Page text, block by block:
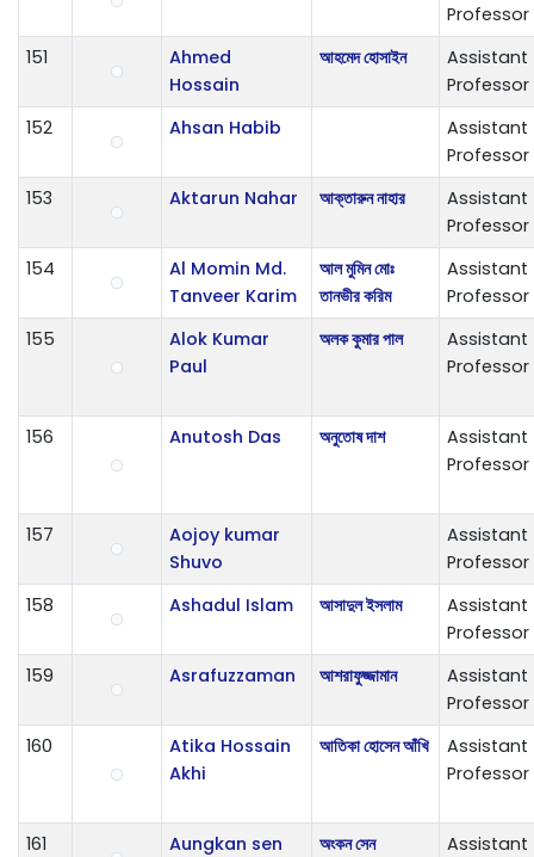
Professor
151
Ahmed
Hossain
আহমেদ হোসাইন
Assistant
Professor
152
Ahsan Habib
Assistant
Professor
153
Aktarun Nahar আক্তারুন নাহার
Assistant
Professor
154
Al Momin Md.
Tanveer Karim
আল মুমিন মোঃ
তানভীর করিম
Assistant
Professor
155
Alok Kumar
Paul
অলক কুমার পাল
Assistant
Professor
156 Anutosh Das অনুতোষ দাশ
Assistant
Professor
157
Aojoy kumar
Shuvo
Assistant
Professor
158
Ashadul Islam আসাদুল ইসলাম
Assistant
Professor
159
Asrafuzzaman আশরাফুজ্জামান
Assistant
Professor
160
Atika Hossain
Akhi
আতিকা হোসেন আঁখি
Assistant
Professor
161 Aungkan sen অংকন সেন
Assistant